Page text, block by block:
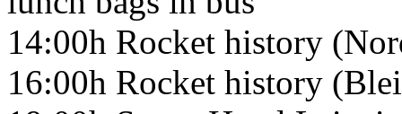
14:00h Rocket history
16:00h Rocket history